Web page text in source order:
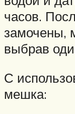
часов.
замочены,
выбрав
С
мешка: